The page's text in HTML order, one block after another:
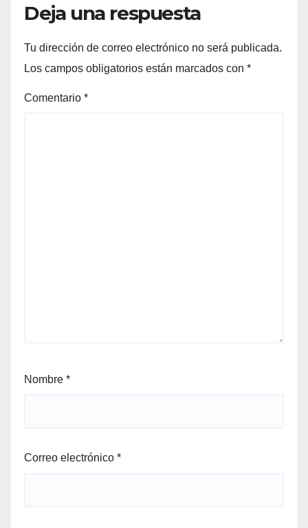
Deja una respuesta
Tu dirección de correo electrónico no será publicada.
Los campos obligatorios están marcados con *
Comentario *
Nombre *
Correo electrónico *